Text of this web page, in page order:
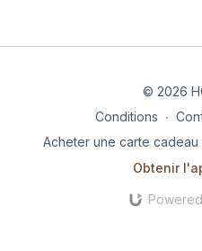
© 2026
Conditions ∙
Acheter une carte cadeau
Obtenir